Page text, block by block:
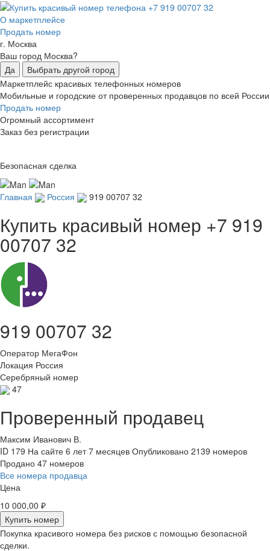
О маркетплейсе
Продать номер
г. Москва
Ваш город Москва?
Да
Выбрать другой город
Маркетплейс красивых телефонных номеров
Мобильные и городские от проверенных продавцов по всей России
Продать номер
Огромный ассортимент
Заказ без регистрации
Безопасная сделка
Главная Россия 919 00707 32
Купить красивый номер +7 919
00707 32
919 00707 32
Оператор МегаФон
Локация Россия
Серебряный номер
47
Проверенный продавец
Максим Иванович В.
ID 179 На сайте 6 лет 7 месяцев Опубликовано 2139 номеров
Продано 47 номеров
Все номера продавца
Цена
10 000,00 ₽
Купить номер
Покупка красивого номера без рисков с помощью безопасной
сделки.